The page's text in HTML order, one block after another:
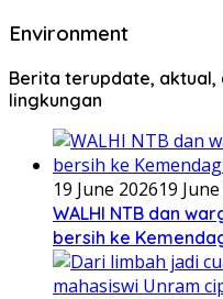
Environment
Berita terupdate,
lingkungan
19 June 202619
WALHI NTB dan
bersih ke